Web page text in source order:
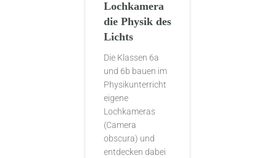
Lochkamera
die Physik des
Lichts
Die Klassen 6a
und 6b bauen im
Physikunterricht
eigene
Lochkameras
(Camera
obscura) und
entdecken dabei